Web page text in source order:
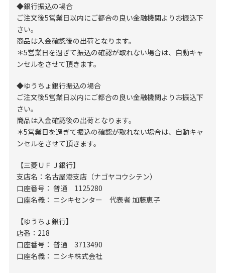
◆銀行振込の場合
ご注文後5営業日以内にご都合の良い金融機関よりお振込下
さい。
商品は入金確認後の出荷となります。
＊5営業日を過ぎて振込の確認が取れない場合は、自動キャ
ンセルをさせて頂きます。
◆ゆうちょ銀行振込の場合
ご注文後5営業日以内にご都合の良い金融機関よりお振込下
さい。
商品は入金確認後の出荷となります。
＊5営業日を過ぎて振込の確認が取れない場合は、自動キャ
ンセルをさせて頂きます。
【三菱ＵＦＪ銀行】
支店名：名古屋港支店（ナゴヤコウシテン）
口座番号： 普通 1125280
口座名義： ニシキセンター 代表者 加藤恵子
【ゆうちょ銀行】
店番：218
口座番号： 普通 3713490
口座名義： ニシキ株式会社